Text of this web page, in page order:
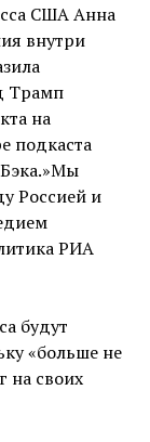
США Анна
внутри
Трамп
на
подкаста
Бэка.»Мы
Россией и
РИА
будут
«больше не
на своих